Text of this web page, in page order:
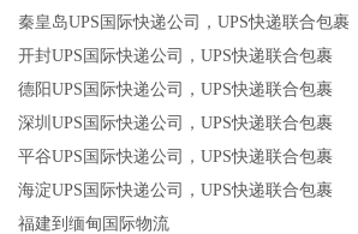
秦皇岛UPS国际快递公司，UPS快递联合包裹
开封UPS国际快递公司，UPS快递联合包裹
德阳UPS国际快递公司，UPS快递联合包裹
深圳UPS国际快递公司，UPS快递联合包裹
平谷UPS国际快递公司，UPS快递联合包裹
海淀UPS国际快递公司，UPS快递联合包裹
福建到缅甸国际物流